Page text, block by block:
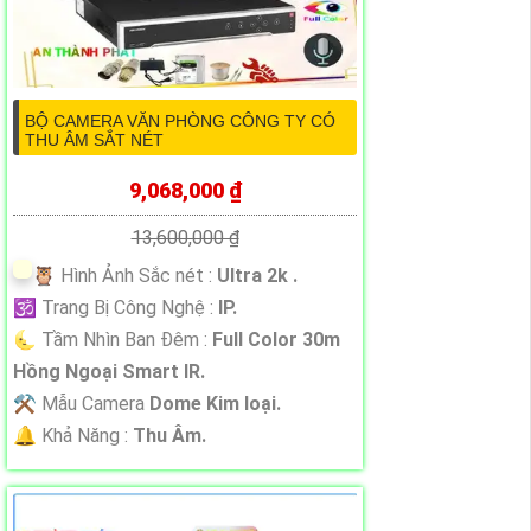
BỘ CAMERA VĂN PHÒNG CÔNG TY CÓ
THU ÂM SẮT NÉT
9,068,000 ₫
13,600,000 ₫
🦉 Hình Ảnh Sắc nét : Ultra 2k .
🕉️ Trang Bị Công Nghệ : IP.
🌜 Tầm Nhìn Ban Đêm : Full Color 30m
Hồng Ngoại Smart IR.
⚒ Mẫu Camera Dome Kim loại.
️🔔 Khả Năng : Thu Âm.